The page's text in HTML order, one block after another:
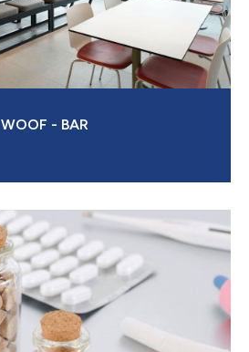
WOOF - BAR